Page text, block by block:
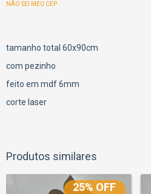
NÃO SEI MEU CEP
tamanho total 60x90cm
com pezinho
feito em mdf 6mm
corte laser
Produtos similares
25% OFF